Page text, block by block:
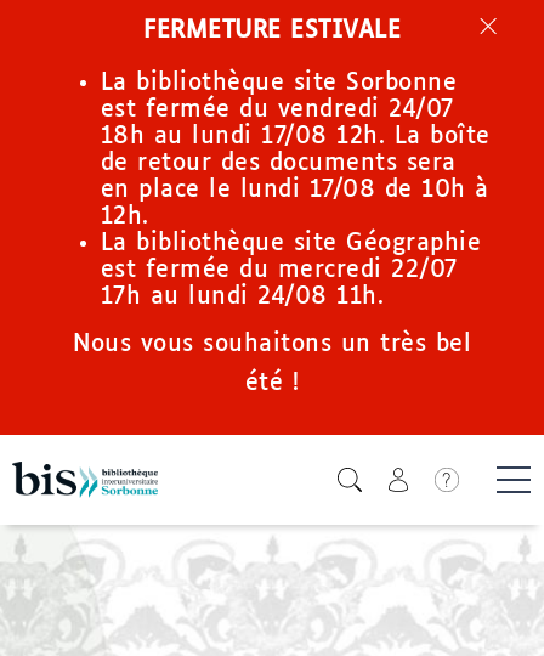
principal
FERMETURE ESTIVALE
La bibliothèque site Sorbonne
est fermée du vendredi 24/07
18h au lundi 17/08 12h. La boîte
de retour des documents sera
en place le lundi 17/08 de 10h à
12h.
La bibliothèque site Géographie
est fermée du mercredi 22/07
17h au lundi 24/08 11h.
Nous vous souhaitons un très bel
été !
Icone de